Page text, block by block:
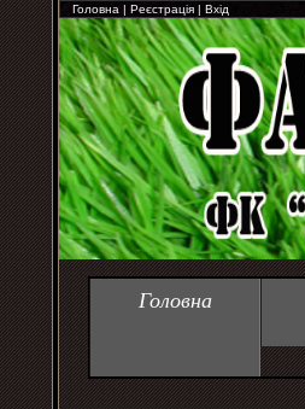
Головна | Реєстрація | Вхід
Головна